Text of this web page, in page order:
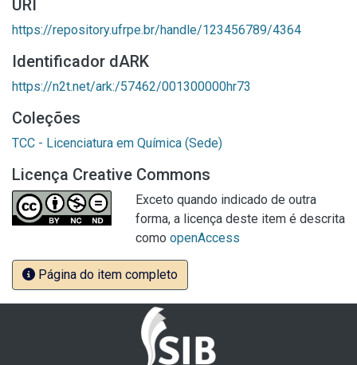
URI
https://repository.ufrpe.br/handle/123456789/4364
Identificador dARK
https://n2t.net/ark:/57462/001300000hr73
Coleções
TCC - Licenciatura em Química (Sede)
Licença Creative Commons
Exceto quando indicado de outra
forma, a licença deste item é descrita
como openAccess
Página do item completo